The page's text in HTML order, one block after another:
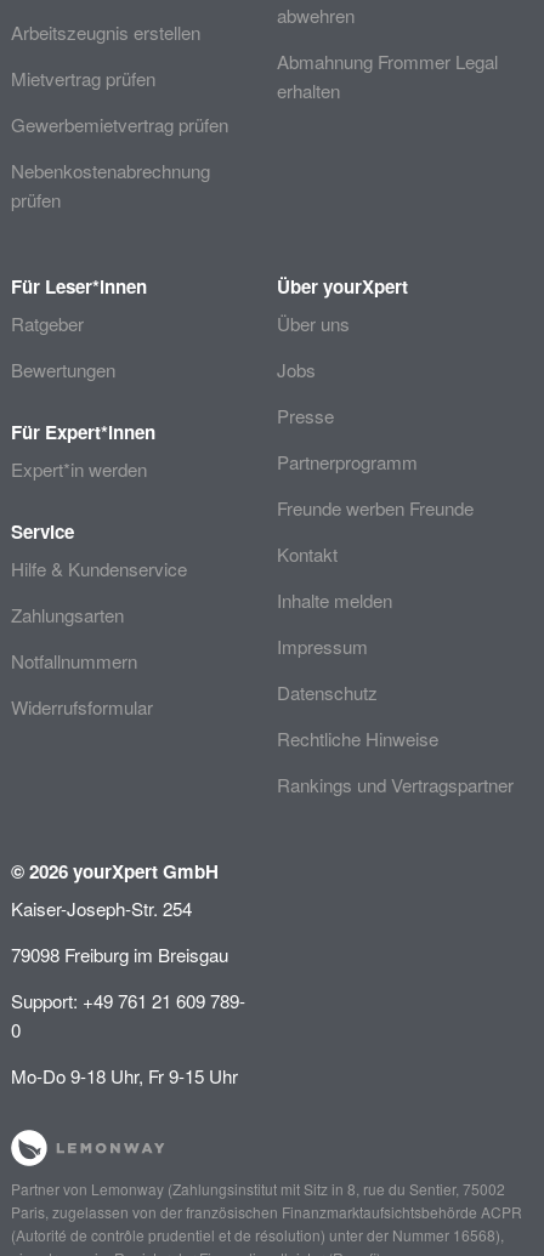
Arbeitszeugnis erstellen
Mietvertrag prüfen
Gewerbemietvertrag prüfen
Nebenkostenabrechnung
prüfen
abwehren
Abmahnung Frommer Legal
erhalten
Für Leser*innen
Ratgeber
Bewertungen
Für Expert*innen
Expert*in werden
Service
Hilfe & Kundenservice
Zahlungsarten
Notfallnummern
Widerrufsformular
Über yourXpert
Über uns
Jobs
Presse
Partnerprogramm
Freunde werben Freunde
Kontakt
Inhalte melden
Impressum
Datenschutz
Rechtliche Hinweise
Rankings und Vertragspartner
© 2026 yourXpert GmbH
Kaiser-Joseph-Str. 254
79098 Freiburg im Breisgau
Support: +49 761 21 609 789-
0
Mo-Do 9-18 Uhr, Fr 9-15 Uhr
Partner von Lemonway(Zahlungsinstitut mit Sitz in 8, rue du Sentier, 75002
Paris, zugelassen von der französischen Finanzmarktaufsichtsbehörde ACPR
(Autorité de contrôle prudentiel et de résolution) unter der Nummer 16568),